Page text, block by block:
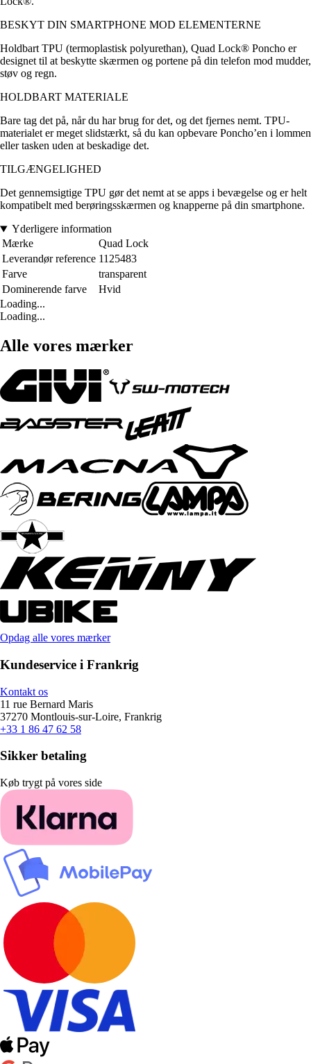
BESKYT DIN SMARTPHONE MOD ELEMENTERNE
Holdbart TPU (termoplastisk polyurethan), Quad Lock® Poncho er
designet til at beskytte skærmen og portene på din telefon mod mudder,
støv og regn.
HOLDBART MATERIALE
Bare tag det på, når du har brug for det, og det fjernes nemt. TPU-
materialet er meget slidstærkt, så du kan opbevare Poncho’en i lommen
eller tasken uden at beskadige det.
TILGÆNGELIGHED
Det gennemsigtige TPU gør det nemt at se apps i bevægelse og er helt
kompatibelt med berøringsskærmen og knapperne på din smartphone.
Yderligere information
Mærke
Quad Lock
Leverandør reference 1125483
Farve
transparent
Dominerende farve
Hvid
Loading...
Loading...
Alle vores mærker
Opdag alle vores mærker
Kundeservice i Frankrig
Kontakt os
11 rue Bernard Maris
37270 Montlouis-sur-Loire, Frankrig
+33 1 86 47 62 58
Sikker betaling
Køb trygt på vores side